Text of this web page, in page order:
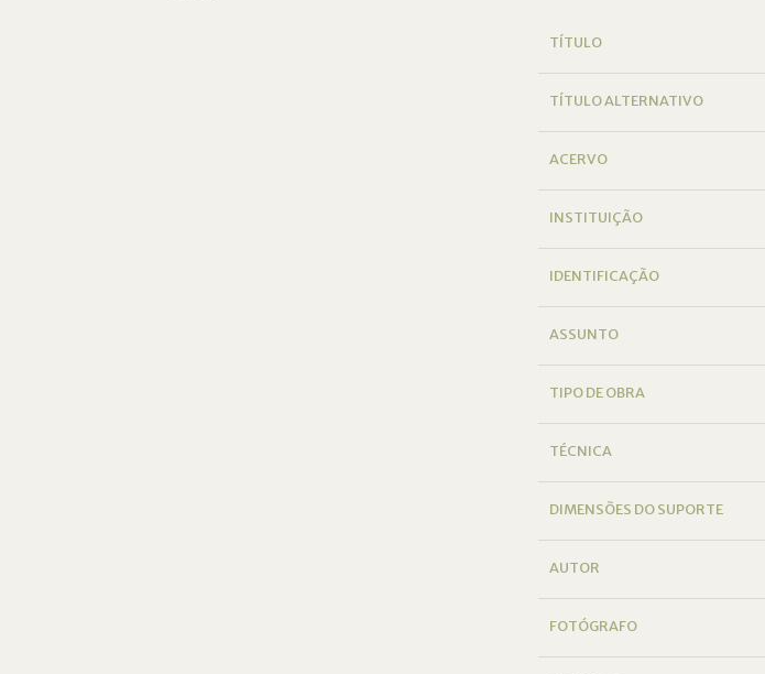
TÍTULO
TÍTULO ALTERNATIVO
ACERVO
INSTITUIÇÃO
IDENTIFICAÇÃO
ASSUNTO
TIPO DE OBRA
TÉCNICA
DIMENSÕES DO SUPORTE
AUTOR
FOTÓGRAFO